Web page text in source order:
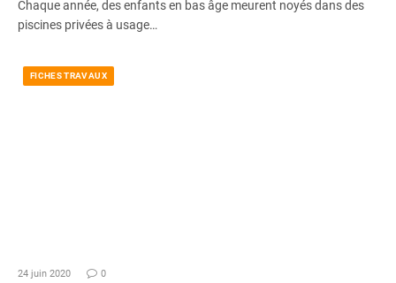
Chaque année, des enfants en bas âge meurent noyés dans des
piscines privées à usage…
FICHES TRAVAUX
24 juin 2020 0